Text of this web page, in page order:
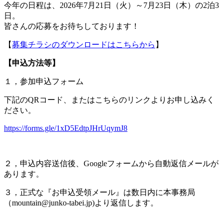
今年の日程は、2026年7月21日（火）～7月23日（木）の2泊3
日。
皆さんの応募をお待ちしております！
【募集チラシのダウンロードはこちらから 】
【申込方法等】
１，参加申込フォーム
下記のQRコード、またはこちらのリンクよりお申し込みく
ださい。
https://forms.gle/1xD5EdtpJHrUqymJ8
２，申込内容送信後、Googleフォームから自動返信メールが
あります。
３，正式な『お申込受領メール』は数日内に本事務局
（mountain@junko-tabei.jp)より返信します。